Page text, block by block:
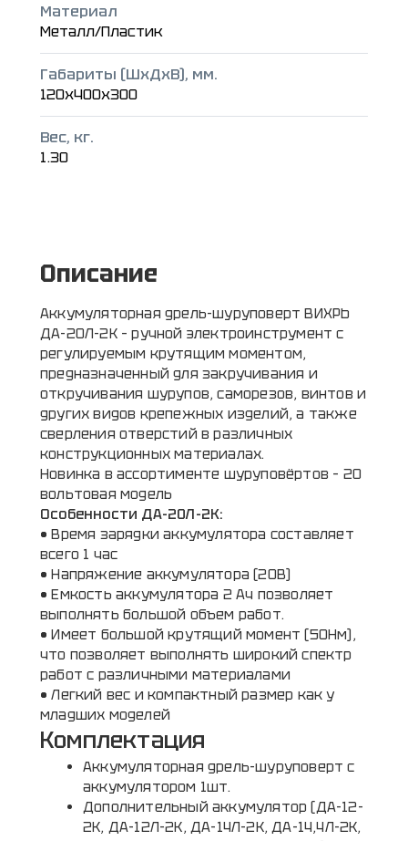
Материал
Металл/Пластик
Габариты (ШxДxВ), мм.
120x400x300
Вес, кг.
1.30
Описание
Аккумуляторная дрель-шуруповерт ВИХРЬ
ДА-20Л-2К – ручной электроинструмент с
регулируемым крутящим моментом,
предназначенный для закручивания и
откручивания шурупов, саморезов, винтов и
других видов крепежных изделий, а также
сверления отверстий в различных
конструкционных материалах.
Новинка в ассортименте шуруповёртов – 20
вольтовая модель
Особенности ДА-20Л-2К:
• Время зарядки аккумулятора составляет
всего 1 час
• Напряжение аккумулятора (20В)
• Емкость аккумулятора 2 Ач позволяет
выполнять большой объем работ.
• Имеет большой крутящий момент (50Нм),
что позволяет выполнять широкий спектр
работ с различными материалами
• Легкий вес и компактный размер как у
младших моделей
Комплектация
Аккумуляторная дрель-шуруповерт с
аккумулятором 1шт.
Дополнительный аккумулятор (ДА-12-
2К, ДА-12Л-2К, ДА-14Л-2К, ДА-14,4Л-2К,